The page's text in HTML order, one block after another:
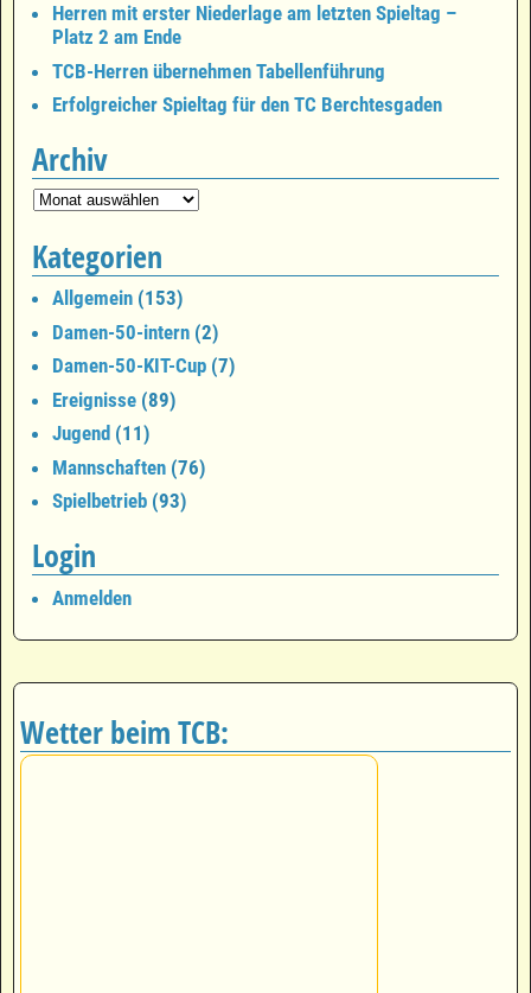
Herren mit erster Niederlage am letzten Spieltag –
Platz 2 am Ende
TCB-Herren übernehmen Tabellenführung
Erfolgreicher Spieltag für den TC Berchtesgaden
Archiv
Kategorien
Allgemein (153)
Damen-50-intern (2)
Damen-50-KIT-Cup (7)
Ereignisse (89)
Jugend (11)
Mannschaften (76)
Spielbetrieb (93)
Login
Anmelden
Wetter beim TCB: